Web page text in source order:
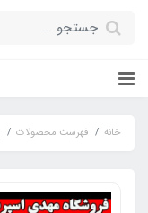
خانه فهرست محصولات